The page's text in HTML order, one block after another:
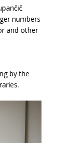
numbers
and other
by the